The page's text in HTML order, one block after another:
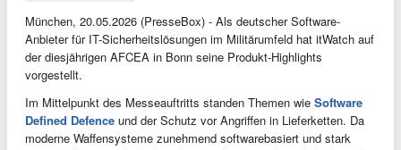
München, 20.05.2026 (PresseBox) - Als deutscher Software-
Anbieter für IT-Sicherheitslösungen im Militärumfeld hat itWatch auf
der diesjährigen AFCEA in Bonn seine Produkt-Highlights
vorgestellt.
Im Mittelpunkt des Messeauftritts standen Themen wie Software
Defined Defence und der Schutz vor Angriffen in Lieferketten. Da
moderne Waffensysteme zunehmend softwarebasiert und stark